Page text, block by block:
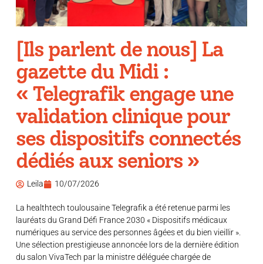
[Ils parlent de nous] La
gazette du Midi :
« Telegrafik engage une
validation clinique pour
ses dispositifs connectés
dédiés aux seniors »
Leila 10/07/2026
La healthtech toulousaine Telegrafik a été retenue parmi les
lauréats du Grand Défi France 2030 « Dispositifs médicaux
numériques au service des personnes âgées et du bien vieillir ».
Une sélection prestigieuse annoncée lors de la dernière édition
du salon VivaTech par la ministre déléguée chargée de